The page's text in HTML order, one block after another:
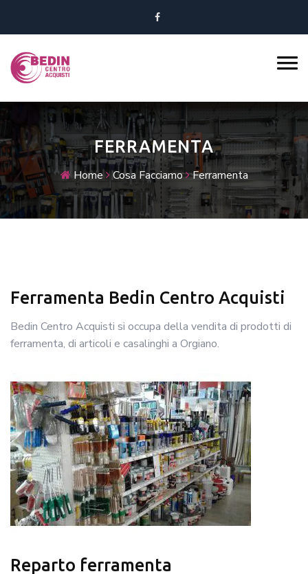
FERRAMENTA
Home Cosa Facciamo Ferramenta
Ferramenta Bedin Centro Acquisti
Bedin Centro Acquisti si occupa della vendita di prodotti di
ferramenta, di articoli e casalinghi a Orgiano.
Reparto ferramenta